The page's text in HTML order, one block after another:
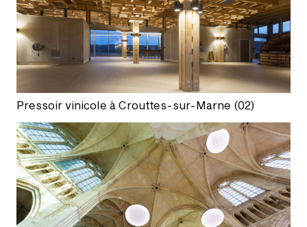
Pressoir vinicole à Crouttes-sur-Marne (02)